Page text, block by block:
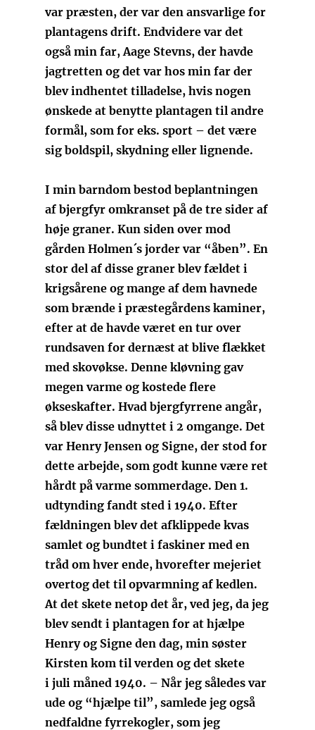
var præsten, der var den ansvarlige for
plantagens drift. Endvidere var det
også min far, Aage Stevns, der havde
jagtretten og det var hos min far der
blev indhentet tilladelse, hvis nogen
ønskede at benytte plantagen til andre
formål, som for eks. sport – det være
sig boldspil, skydning eller lignende.
I min barndom bestod beplantningen
af bjergfyr omkranset på de tre sider af
høje graner. Kun siden over mod
gården Holmen´s jorder var “åben”. En
stor del af disse graner blev fældet i
krigsårene og mange af dem havnede
som brænde i præstegårdens kaminer,
efter at de havde været en tur over
rundsaven for dernæst at blive flækket
med skovøkse. Denne kløvning gav
megen varme og kostede flere
økseskafter. Hvad bjergfyrrene angår,
så blev disse udnyttet i 2 omgange. Det
var Henry Jensen og Signe, der stod for
dette arbejde, som godt kunne være ret
hårdt på varme sommerdage. Den 1.
udtynding fandt sted i 1940. Efter
fældningen blev det afklippede kvas
samlet og bundtet i faskiner med en
tråd om hver ende, hvorefter mejeriet
overtog det til opvarmning af kedlen.
At det skete netop det år, ved jeg, da jeg
blev sendt i plantagen for at hjælpe
Henry og Signe den dag, min søster
Kirsten kom til verden og det skete
i juli måned 1940. – Når jeg således var
ude og “hjælpe til”, samlede jeg også
nedfaldne fyrrekogler, som jeg